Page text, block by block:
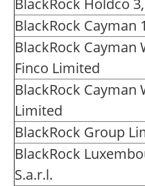
BlackRock Holdco
BlackRock Cayman
BlackRock Cayman
Finco Limited
BlackRock Cayman
Limited
BlackRock Group
BlackRock
S.a.r.l.